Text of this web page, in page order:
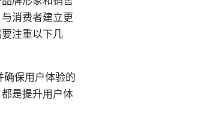
消费者建立更
注重以下几
确保用户体验的
是提升用户体